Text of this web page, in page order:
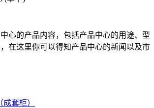
心的产品内容，包括产品中心的用途、型
在这里你可以得知产品中心的新闻以及市
套柜）